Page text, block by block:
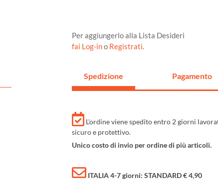
Per aggiungerlo alla Lista Desideri
fai Log-ino Registrati.
Spedizione Pagamento
L'ordine viene spedito entro 2 giorni
sicuro e protettivo.
Unico costo di invio per ordine di più articoli.
ITALIA 4-7 giorni: STANDARD € 4,90